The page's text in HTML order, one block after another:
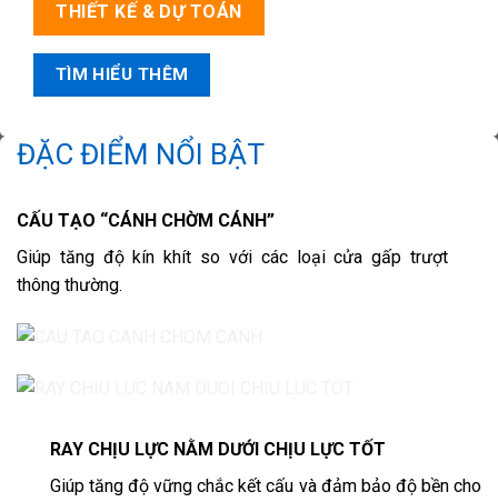
THIẾT KẾ & DỰ TOÁN
TÌM HIỂU THÊM
ĐẶC ĐIỂM NỔI BẬT
CẤU TẠO “CÁNH CHỜM CÁNH”
Giúp tăng độ kín khít so với các loại cửa gấp trượt
thông thường.
RAY CHỊU LỰC NẰM DƯỚI CHỊU LỰC TỐT
Giúp tăng độ vững chắc kết cấu và đảm bảo độ bền cho